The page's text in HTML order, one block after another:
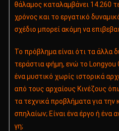
θάλαμος καταλαμβάνει 14.260
χρόνος και το εργατικό
σχέδιο μπορεί ακόμη να
Το πρόβλημα είναι ότι τα άλλα
τεράστια φήμη, ενώ το
ένα μυστικό χωρίς ιστορικά
από τους αρχαίους Κινέζους
τα τεχνικά προβλήματα για την
σπηλαίων; Είναι ένα έργο ή ένα
γη;